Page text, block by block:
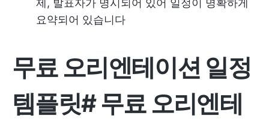
제, 발표자가 명시되어 있어 일정이 명확하게
요약되어 있습니다
무료 오리엔테이션 일정
템플릿#무료 오리엔테